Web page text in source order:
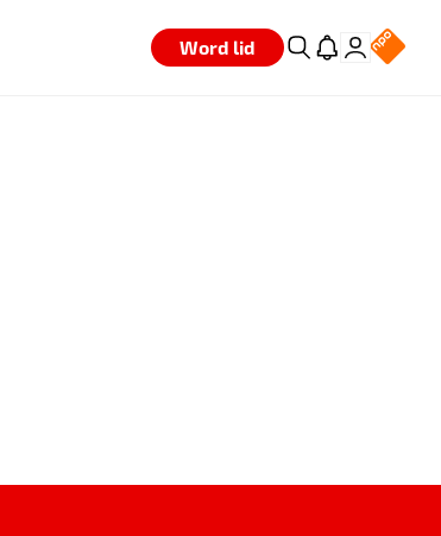
Word lid